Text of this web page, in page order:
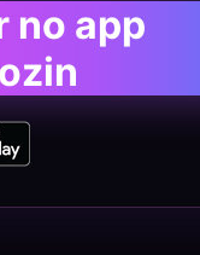
no app